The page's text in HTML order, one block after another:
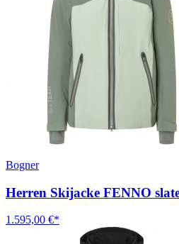
Bogner
Herren Skijacke FENNO
1.595,00 €*